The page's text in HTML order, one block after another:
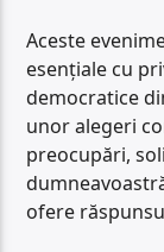
Aceste
esențiale cu
democratice
unor alegeri
preocupări,
ofere